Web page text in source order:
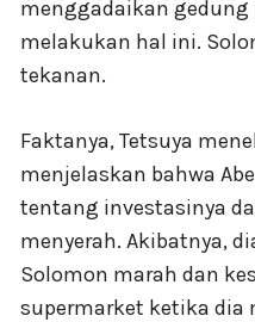
menggadaikan
melakukan hal ini.
tekanan.
Faktanya, Tetsuya
menjelaskan bahwa
tentang investasinya
menyerah. Akibatnya,
Solomon marah dan
supermarket ketika dia